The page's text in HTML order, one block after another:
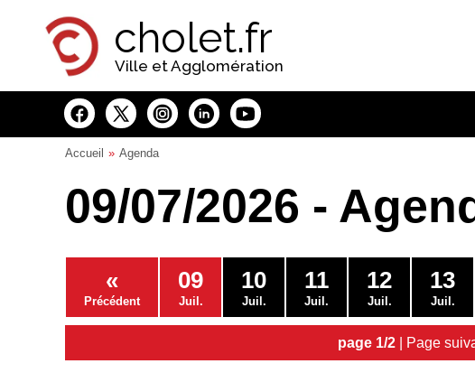
cholet.fr
Ville et Agglomération
Accueil Agenda
09/07/2026 -
«
Précédent
09
Juil.
10
Juil.
11
Juil.
12
Juil.
13
Juil.
page 1/2 | Page